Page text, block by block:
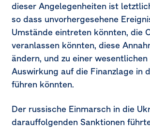
Eventualverbindlichkeiten und
Eventualforderungen
29. Risikomanagement
Fair-Value-Hierarchie
31. Saldierung von finanziellen
32. Ergebnis aus Finanzinstrumenten
dieser Angelegenheiten ist
so dass unvorhergesehene
Umstände eintreten könnten, die
veranlassen könnten, diese
ändern, und zu einer
Auswirkung auf die Finanzlage in
führen könnten.
Der russische Einmarsch in die
darauffolgenden Sanktionen